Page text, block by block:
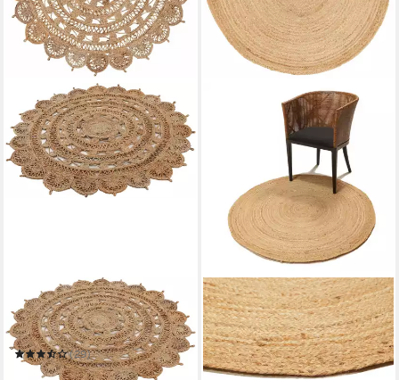
CARPETFINE
Teppich Cate Juteteppich
Naturfaser
(29)
ab 22,99 € UVP29,99 €
CARPET AVENUE
Teppich Birke - Jute 120x120
120 x 120 cm x 5 mm B/L/H
71,20 € UVP89,00 €
-20%